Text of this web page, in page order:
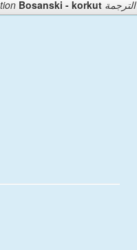
الترجمة Translation Bosanski - korkut